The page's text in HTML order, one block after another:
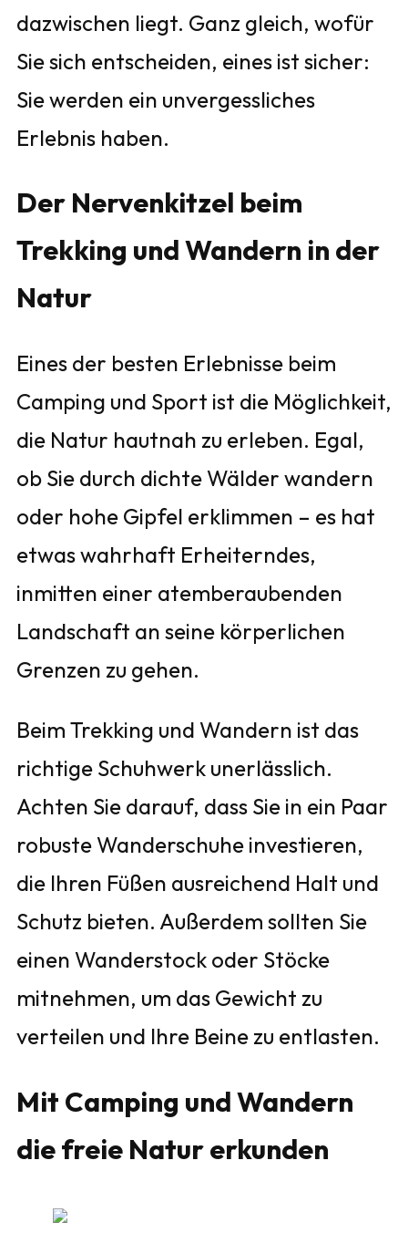
dazwischen liegt. Ganz gleich, wofür
Sie sich entscheiden, eines ist sicher:
Sie werden ein unvergessliches
Erlebnis haben.
Der Nervenkitzel beim
Trekking und Wandern in der
Natur
Eines der besten Erlebnisse beim
Camping und Sport ist die Möglichkeit,
die Natur hautnah zu erleben. Egal,
ob Sie durch dichte Wälder wandern
oder hohe Gipfel erklimmen – es hat
etwas wahrhaft Erheiterndes,
inmitten einer atemberaubenden
Landschaft an seine körperlichen
Grenzen zu gehen.
Beim Trekking und Wandern ist das
richtige Schuhwerk unerlässlich.
Achten Sie darauf, dass Sie in ein Paar
robuste Wanderschuhe investieren,
die Ihren Füßen ausreichend Halt und
Schutz bieten. Außerdem sollten Sie
einen Wanderstock oder Stöcke
mitnehmen, um das Gewicht zu
verteilen und Ihre Beine zu entlasten.
Mit Camping und Wandern
die freie Natur erkunden